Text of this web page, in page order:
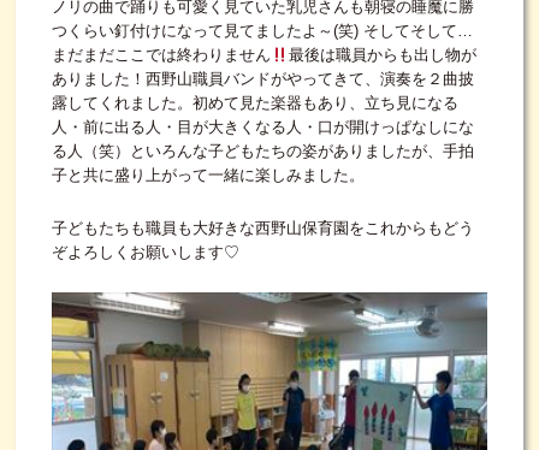
ノリの曲で踊りも可愛く見ていた乳児さんも朝寝の睡魔に勝
つくらい釘付けになって見てましたよ～(笑) そしてそして…
まだまだここでは終わりません
最後は職員からも出し物が
ありました！西野山職員バンドがやってきて、演奏を２曲披
露してくれました。初めて見た楽器もあり、立ち見になる
人・前に出る人・目が大きくなる人・口が開けっぱなしにな
る人（笑）といろんな子どもたちの姿がありましたが、手拍
子と共に盛り上がって一緒に楽しみました。
子どもたちも職員も大好きな西野山保育園をこれからもどう
ぞよろしくお願いします♡